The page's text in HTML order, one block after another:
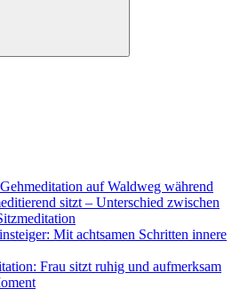
Mit achtsamen Schritten innere